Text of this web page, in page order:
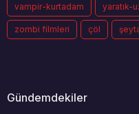
vampir-kurtadam yaratık-
zombi filmleri çöl
Gündemdekiler